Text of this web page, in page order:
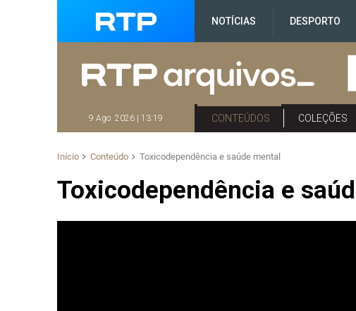
NOTÍCIAS DESPORTO
9 Ago. 2026 | 13:19 CONTEÚDOS COLEÇÕES
Início Conteúdo Toxicodependência e saúde mental
Toxicodependência e